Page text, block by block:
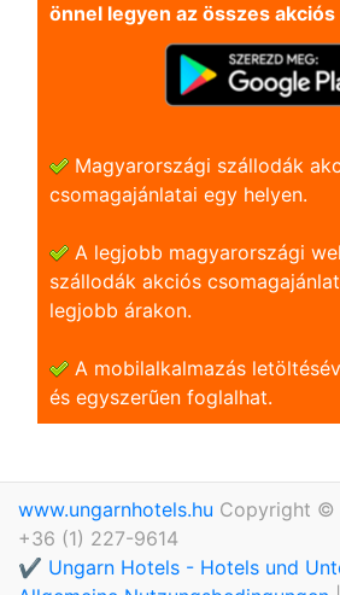
önnel legyen az összes akciós
Magyarországi szállodák
csomagajánlatai egy helyen.
A legjobb magyarországi
szállodák akciós
legjobb árakon.
A mobilalkalmazás
és egyszerũen foglalhat.
www.ungarnhotels.hu Copyright ©
+36 (1) 227-9614
✔️ Ungarn Hotels - Hotels und